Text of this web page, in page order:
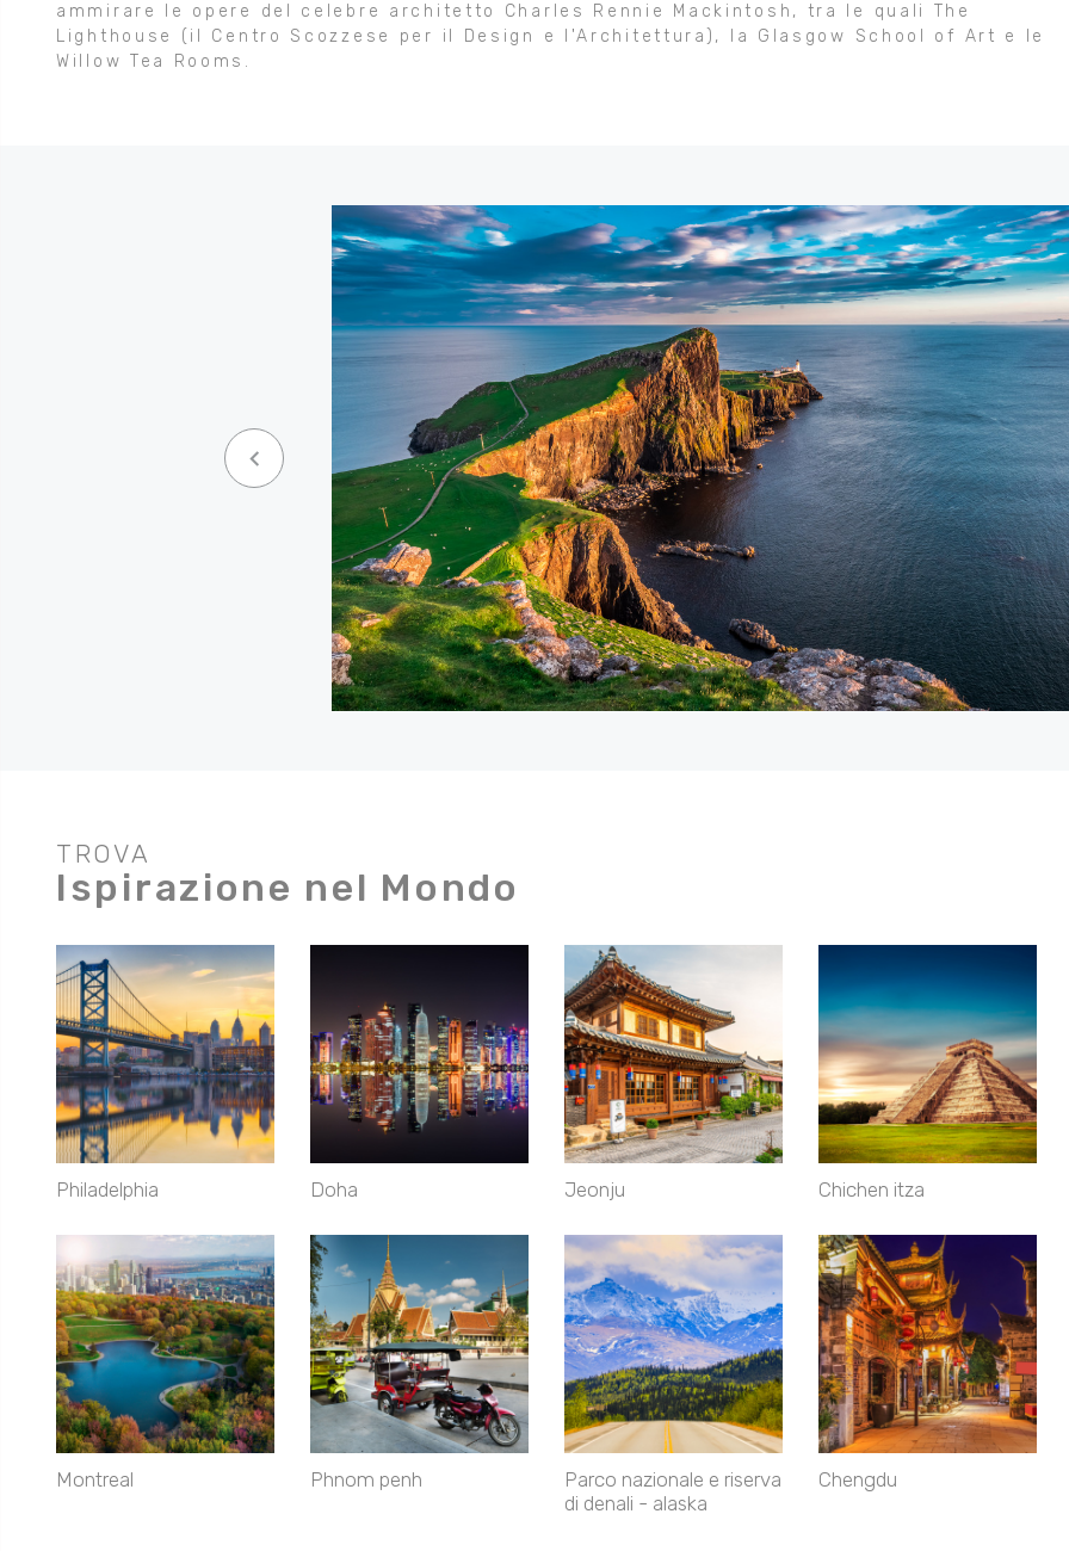
ammirare le opere del celebre architetto Charles Rennie Mackintosh, tra le quali The
Lighthouse (il Centro Scozzese per il Design e l'Architettura), la Glasgow School of Art e le
Willow Tea Rooms.
keyboard_arrow_left
TROVA
Ispirazione nel Mondo
Philadelphia
Montreal
Doha
Phnom penh
Jeonju
Parco nazionale e riserva
di denali - alaska
Chichen itza
Chengdu